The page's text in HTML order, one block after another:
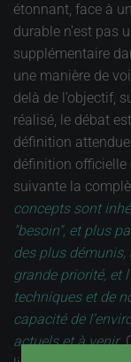
étonnant, face à
durable n’est pas
supplémentaire
une manière de
delà de l’objectif,
réalisé, le débat
définition
définition officielle
suivante la
concepts sont
"besoin", et plus
des plus
grande priorité, et
techniques et de
capacité de
actuels et à venir.